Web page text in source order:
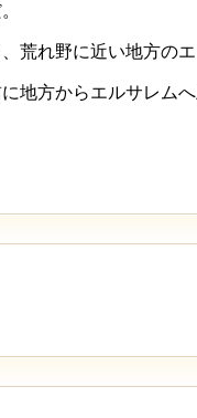
れ野に近い地方の
地方からエルサレムへ